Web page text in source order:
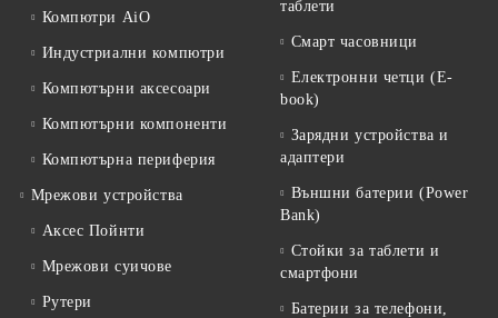
Компютри AiO
Индустриални компютри
Компютърни аксесоари
Компютърни компоненти
Компютърна периферия
Мрежови устройства
Аксес Пойнти
Мрежови суичове
Рутери
таблети
Смарт часовници
Електронни четци (E-
book)
Зарядни устройства и
адаптери
Външни батерии (Power
Bank)
Стойки за таблети и
смартфони
Батерии за телефони,